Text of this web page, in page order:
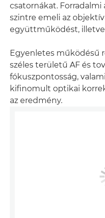
csatornákat.
szintre emeli az
együttműködést,
Egyenletes működésű
széles területű AF és
fókuszpontosság,
kifinomult optikai
az eredmény.